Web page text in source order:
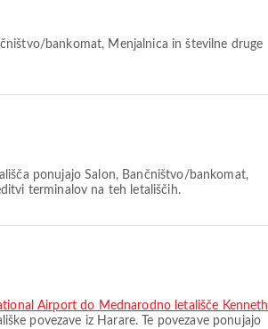
bankomat, Menjalnica in številne druge
ponujajo Salon, Bančništvo/bankomat,
terminalov na teh letališčih.
Airport do Mednarodno letališče Kenneth
povezave iz Harare. Te povezave ponujajo